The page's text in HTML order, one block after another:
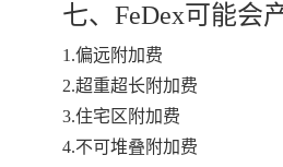
七、FeDex可能会
1.偏远附加费
2.超重超长附加费
3.住宅区附加费
4.不可堆叠附加费